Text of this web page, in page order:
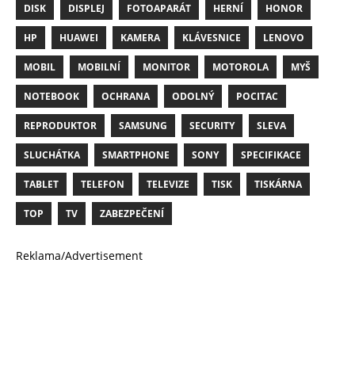
DISK DISPLEJ FOTOAPARÁT HERNÍ HONOR
HP HUAWEI KAMERA KLÁVESNICE LENOVO
MOBIL MOBILNÍ MONITOR MOTOROLA MYŠ
NOTEBOOK OCHRANA ODOLNÝ POCITAC
REPRODUKTOR SAMSUNG SECURITY SLEVA
SLUCHÁTKA SMARTPHONE SONY SPECIFIKACE
TABLET TELEFON TELEVIZE TISK TISKÁRNA
TOP TV ZABEZPEČENÍ
Reklama/Advertisement